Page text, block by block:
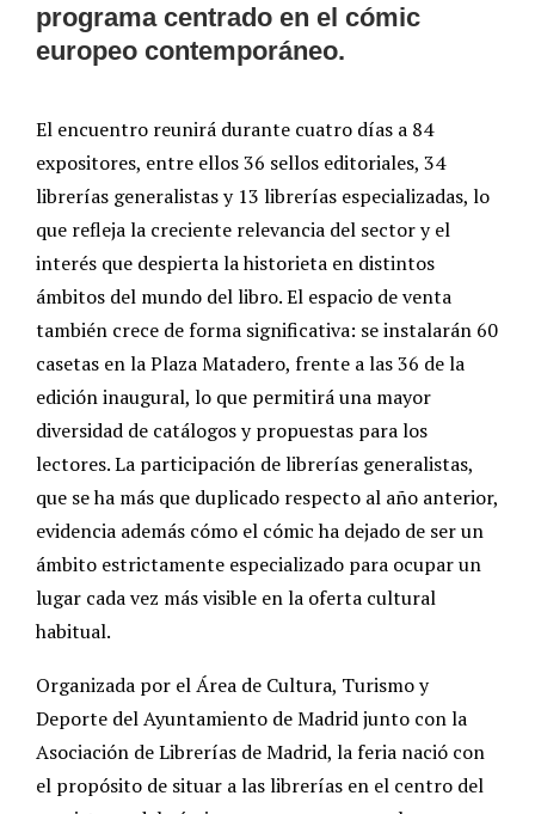
programa centrado en el cómic
europeo contemporáneo.
El encuentro reunirá durante cuatro días a 84
expositores, entre ellos 36 sellos editoriales, 34
librerías generalistas y 13 librerías especializadas, lo
que refleja la creciente relevancia del sector y el
interés que despierta la historieta en distintos
ámbitos del mundo del libro. El espacio de venta
también crece de forma significativa: se instalarán 60
casetas en la Plaza Matadero, frente a las 36 de la
edición inaugural, lo que permitirá una mayor
diversidad de catálogos y propuestas para los
lectores. La participación de librerías generalistas,
que se ha más que duplicado respecto al año anterior,
evidencia además cómo el cómic ha dejado de ser un
ámbito estrictamente especializado para ocupar un
lugar cada vez más visible en la oferta cultural
habitual.
Organizada por el Área de Cultura, Turismo y
Deporte del Ayuntamiento de Madrid junto con la
Asociación de Librerías de Madrid, la feria nació con
el propósito de situar a las librerías en el centro del